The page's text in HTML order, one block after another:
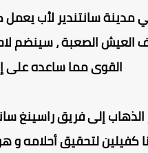
مدينة سانتندير لأب
العيش الصعبة ، سينضم
القوى مما ساعده على
كفيلين لتحقيق أحلامه و